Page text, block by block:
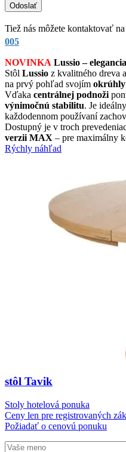
Tiež nás môžete kontaktovať
005
NOVINKA Lussio –
Stôl Lussio z kvalitného dreva a
na prvý pohľad svojím
Vďaka centrálnej podnoži
výnimočnú stabilitu. Je
každodennom používaní
Dostupný je v troch
verzii MAX – pre maximálny
Rýchly náhľad
stôl Tavik
Stoly hotelová ponuka
Ceny len pre registrovaných
Požiadať o cenovú ponuku